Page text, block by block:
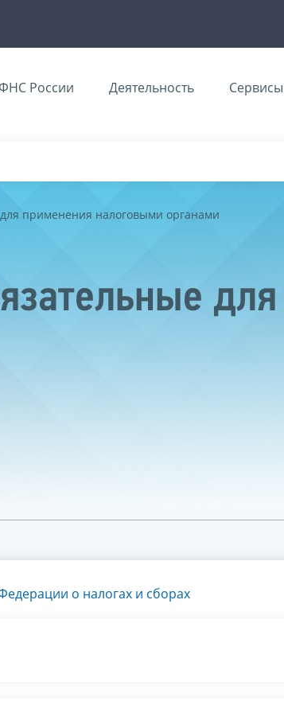
России Деятельность Сервисы
применения налоговыми органами
о налогах и сборах